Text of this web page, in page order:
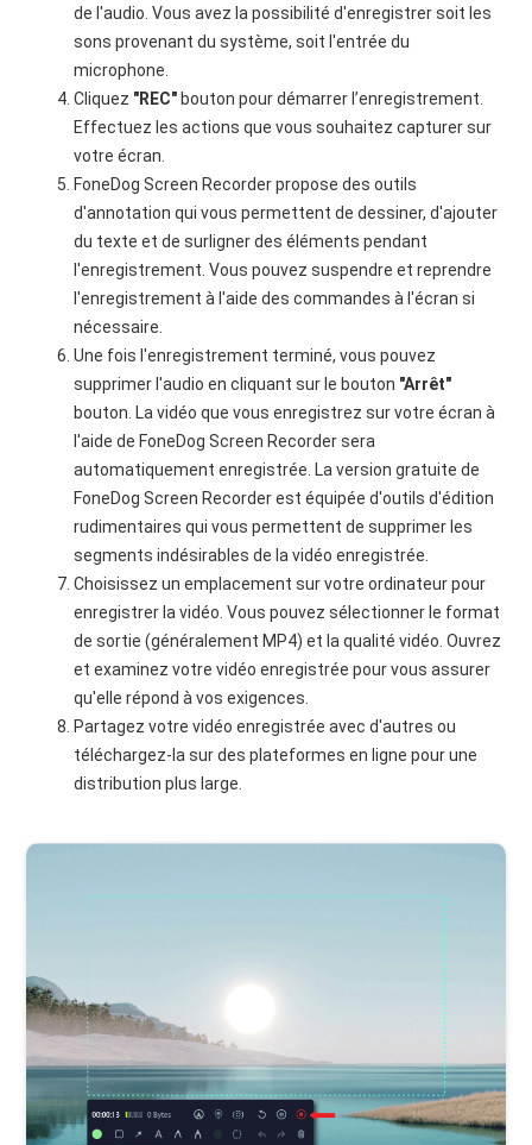
de l'audio. Vous avez la possibilité d'enregistrer soit les
sons provenant du système, soit l'entrée du
microphone.
Cliquez "REC" bouton pour démarrer l’enregistrement.
Effectuez les actions que vous souhaitez capturer sur
votre écran.
FoneDog Screen Recorder propose des outils
d'annotation qui vous permettent de dessiner, d'ajouter
du texte et de surligner des éléments pendant
l'enregistrement. Vous pouvez suspendre et reprendre
l'enregistrement à l'aide des commandes à l'écran si
nécessaire.
Une fois l'enregistrement terminé, vous pouvez
supprimer l'audio en cliquant sur le bouton "Arrêt"
bouton. La vidéo que vous enregistrez sur votre écran à
l'aide de FoneDog Screen Recorder sera
automatiquement enregistrée. La version gratuite de
FoneDog Screen Recorder est équipée d'outils d'édition
rudimentaires qui vous permettent de supprimer les
segments indésirables de la vidéo enregistrée.
Choisissez un emplacement sur votre ordinateur pour
enregistrer la vidéo. Vous pouvez sélectionner le format
de sortie (généralement MP4) et la qualité vidéo. Ouvrez
et examinez votre vidéo enregistrée pour vous assurer
qu'elle répond à vos exigences.
Partagez votre vidéo enregistrée avec d'autres ou
téléchargez-la sur des plateformes en ligne pour une
distribution plus large.